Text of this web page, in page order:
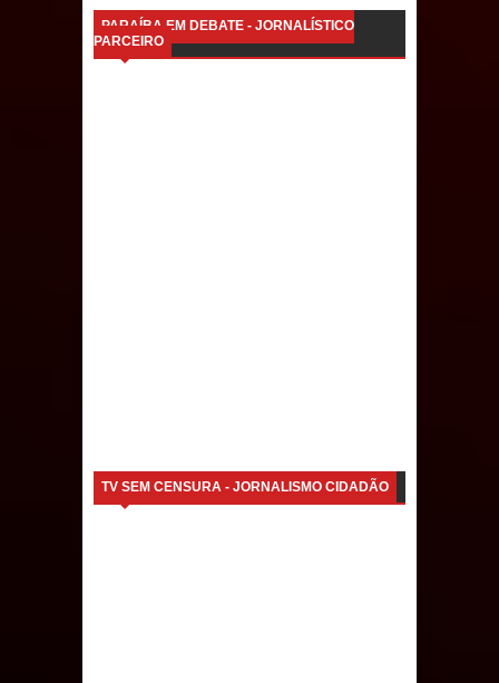
de 200 lideranças em apoio à pré-
candidatura de Denise Ribeiro à
população
PARAÍBA EM DEBATE - JORNALÍSTICO
PARCEIRO
TV SEM CENSURA - JORNALISMO CIDADÃO